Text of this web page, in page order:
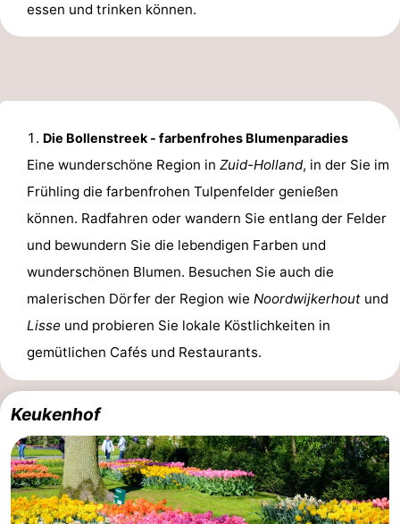
essen und trinken können.
Die Bollenstreek - farbenfrohes Blumenparadies
Eine wunderschöne Region in Zuid-Holland, in der Sie im
Frühling die farbenfrohen Tulpenfelder genießen
können. Radfahren oder wandern Sie entlang der Felder
und bewundern Sie die lebendigen Farben und
wunderschönen Blumen. Besuchen Sie auch die
malerischen Dörfer der Region wie Noordwijkerhout und
Lisse und probieren Sie lokale Köstlichkeiten in
gemütlichen Cafés und Restaurants.
Keukenhof